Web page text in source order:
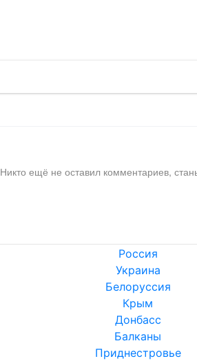
Никто ещё не оставил комментариев,
Россия
Украина
Белоруссия
Крым
Донбасс
Балканы
Приднестровье